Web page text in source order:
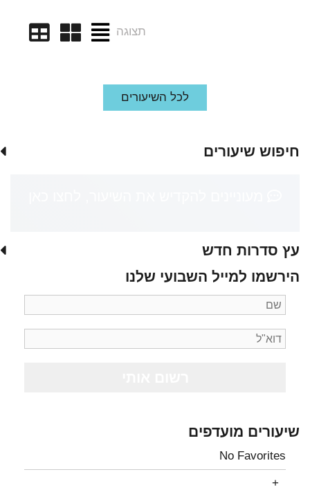
תצוגה
לכל השיעורים
חיפוש שיעורים
עץ סדרות חדש
הירשמו למייל השבועי שלנו
שיעורים מועדפים
No Favorites